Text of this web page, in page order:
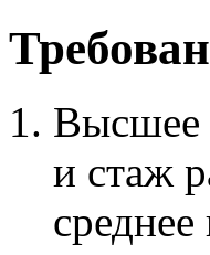
Высшее
и стаж